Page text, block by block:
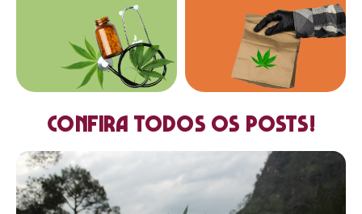
Confira todos os posts!